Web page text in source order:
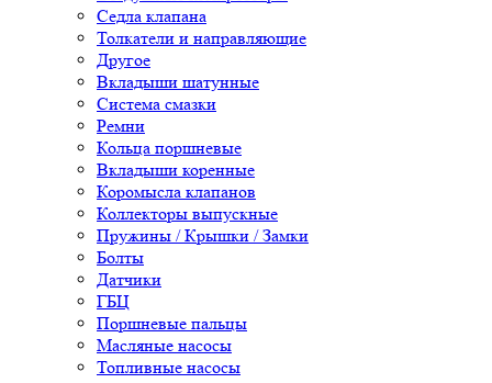
Седла клапана
Толкатели и направляющие
Другое
Вкладыши шатунные
Система смазки
Ремни
Кольца поршневые
Вкладыши коренные
Коромысла клапанов
Коллекторы выпускные
Пружины / Крышки / Замки
Болты
Датчики
ГБЦ
Поршневые пальцы
Масляные насосы
Топливные насосы